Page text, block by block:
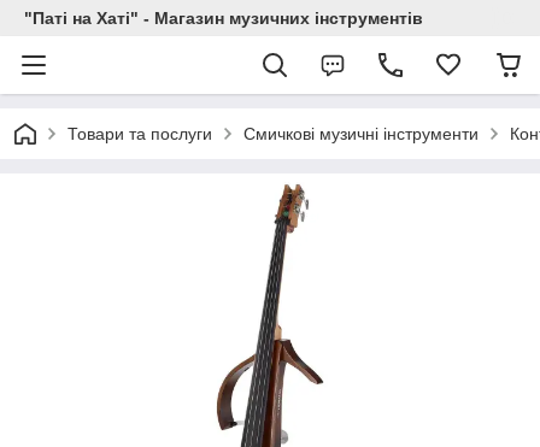
"Паті на Хаті" - Магазин музичних інструментів
Товари та послуги Смичкові музичні інструменти